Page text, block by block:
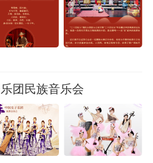
团民族音乐会